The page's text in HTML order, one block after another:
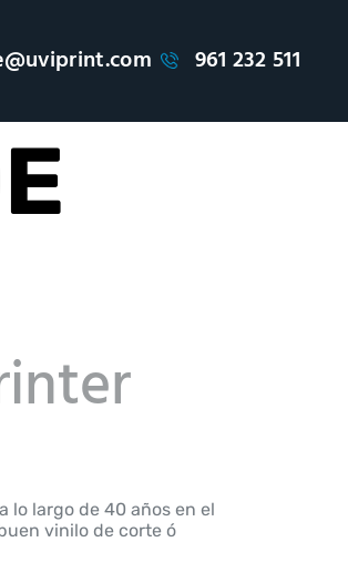
961 232 511
lo largo de 40 años en el
vinilo de corte ó